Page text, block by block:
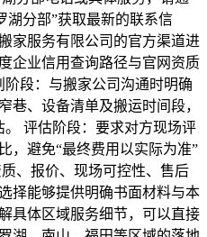
湖分部”获取最新的联系信
家服务有限公司的官方渠道进
企业信用查询路径与官网资质
段：与搬家公司沟通时明确
巷、设备清单及搬运时间段，
评估阶段：要求对方现场评
，避免“最终费用以实际为准”
、报价、现场可控性、售后
择能够提供明确书面材料与本
具体区域服务细节，可以直接